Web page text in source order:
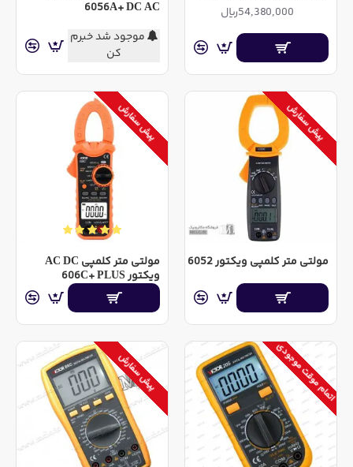
54,380,000ریال
6056A+ DC AC
موجود شد خبرم
کن
پیش سفارش
مولتی متر کلمپی ویکتور 6052
پیش سفارش
مولتی متر کلمپی AC DC
ویکتور 606C+ PLUS
اتمام موقت موجودی پیش سفارش